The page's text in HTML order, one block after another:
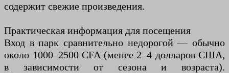
содержит свежие произведения.
Практическая информация для посещения
Вход в парк сравнительно недорогой — обычно
около 1000–2500 CFA (менее 2–4 долларов США,
в зависимости от сезона и возраста).